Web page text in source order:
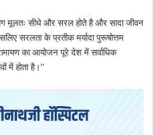
मूलतः सीधे और सरल होते है और सादा जीवन
सरलता के प्रतीक मर्यादा पुरूषोत्तम
का आयोजन पूरे देश में सर्वाधिक
में होता है।’’